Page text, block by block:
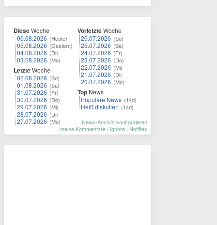
DieseWoche
06.08.2026 (Heute)
05.08.2026 (Gestern)
04.08.2026 (Di)
03.08.2026 (Mo)
LetzteWoche
02.08.2026 (So)
01.08.2026 (Sa)
31.07.2026 (Fr)
30.07.2026 (Do)
29.07.2026 (Mi)
28.07.2026 (Di)
27.07.2026 (Mo)
VorletzteWoche
26.07.2026 (So)
25.07.2026 (Sa)
24.07.2026 (Fr)
23.07.2026 (Do)
22.07.2026 (Mi)
21.07.2026 (Di)
20.07.2026 (Mo)
Top News
Populäre News (14d)
Heiß diskutiert (14d)
News-Ansicht konfigurieren
meine Kommentare | Ignore | Notifies